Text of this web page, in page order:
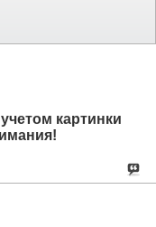
картинки